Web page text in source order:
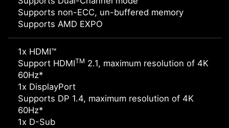
Supports non-ECC, un-buffered memory
Supports AMD EXPO
1x HDMI™
Support HDMITM 2.1, maximum resolution of 4K
60Hz*
1x DisplayPort
Supports DP 1.4, maximum resolution of 4K
60Hz*
1x D-Sub